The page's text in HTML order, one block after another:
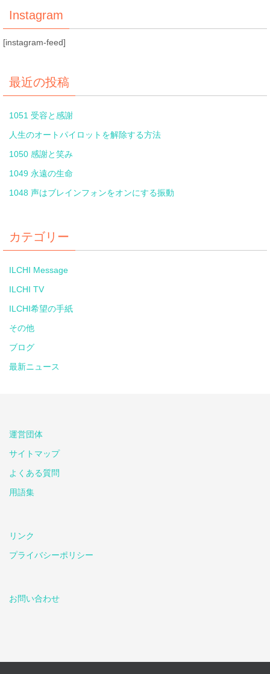
Instagram
[instagram-feed]
最近の投稿
1051 受容と感謝
人生のオートパイロットを解除する方法
1050 感謝と笑み
1049 永遠の生命
1048 声はブレインフォンをオンにする振動
カテゴリー
ILCHI Message
ILCHI TV
ILCHI希望の手紙
その他
ブログ
最新ニュース
運営団体
サイトマップ
よくある質問
用語集
リンク
プライバシーポリシー
お問い合わせ